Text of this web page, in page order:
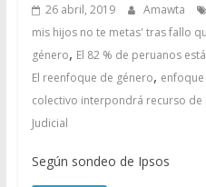
26 abril, 2019 Amawta
mis hijos no te metas' tras fallo
género, El 82 % de peruanos
El reenfoque de género,
colectivo interpondrá recurso
Judicial
Según sondeo de Ipsos